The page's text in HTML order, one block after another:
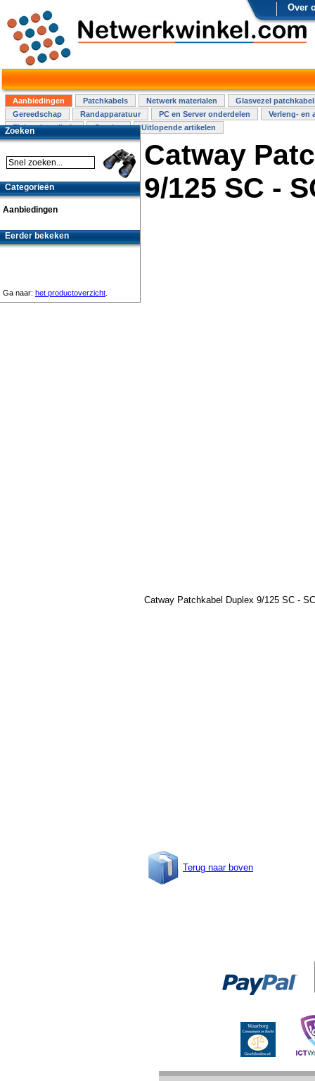
Over
Aanbiedingen Patchkabels Netwerk materialen
Glasvezel
Gereedschap
Randapparatuur PC en Server onderdelen
Verleng- en
Elektra installatie
Overige Uitlopende artikelen
Catway
9/125 SC -
Catway Patchkabel Duplex 9/125
Terug naar boven
Zoeken
Categorieën
Aanbiedingen
Eerder bekeken
Ga naar: het productoverzicht